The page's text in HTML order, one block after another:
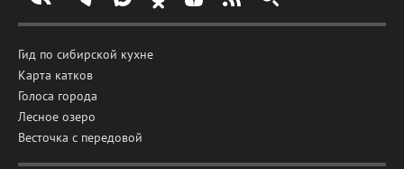
Гид по сибирской кухне
Карта катков
Голоса города
Лесное озеро
Весточка с передовой